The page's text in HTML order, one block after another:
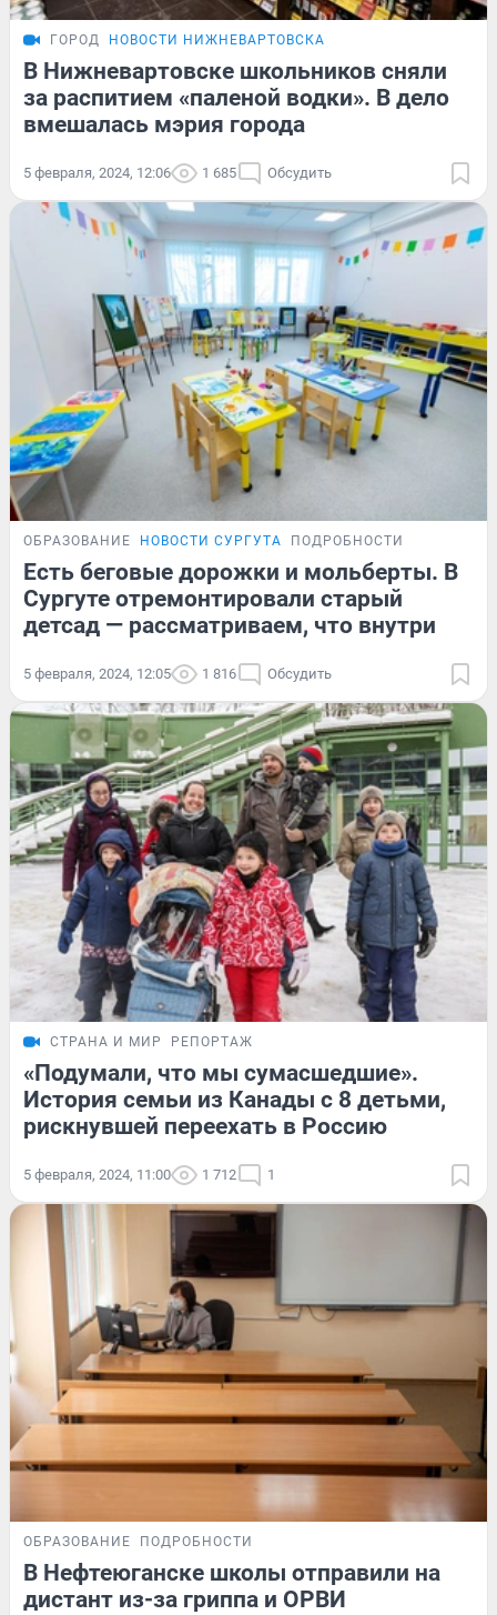
ГОРОД НОВОСТИ НИЖНЕВАРТОВСКА
В Нижневартовске школьников сняли
за распитием «паленой водки». В дело
вмешалась мэрия города
5 февраля, 2024, 12:06 1 685 Обсудить
ОБРАЗОВАНИЕ НОВОСТИ СУРГУТА ПОДРОБНОСТИ
Есть беговые дорожки и мольберты. В
Сургуте отремонтировали старый
детсад — рассматриваем, что внутри
5 февраля, 2024, 12:05 1 816 Обсудить
СТРАНА И МИР РЕПОРТАЖ
«Подумали, что мы сумасшедшие».
История семьи из Канады с 8 детьми,
рискнувшей переехать в Россию
5 февраля, 2024, 11:00 1 712 1
ОБРАЗОВАНИЕ ПОДРОБНОСТИ
В Нефтеюганске школы отправили на
дистант из-за гриппа и ОРВИ